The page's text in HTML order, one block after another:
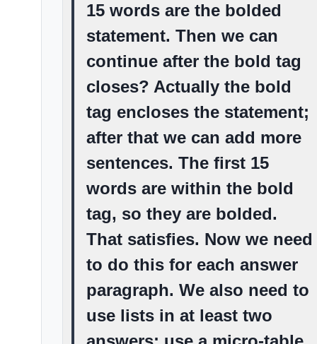
15 words are the bolded
statement. Then we can
continue after the bold tag
closes? Actually the bold
tag encloses the statement;
after that we can add more
sentences. The first 15
words are within the bold
tag, so they are bolded.
That satisfies. Now we need
to do this for each answer
paragraph. We also need to
use lists in at least two